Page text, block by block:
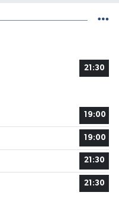
21:30
19:00
19:00
21:30
21:30